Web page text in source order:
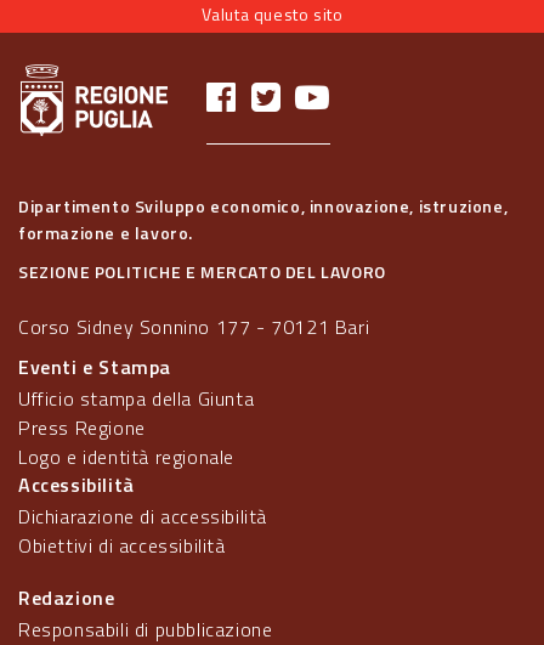
Valuta questo sito
Dipartimento Sviluppo economico, innovazione, istruzione,
formazione e lavoro.
SEZIONE POLITICHE E MERCATO DEL LAVORO
Corso Sidney Sonnino 177 - 70121 Bari
Eventi e Stampa
Ufficio stampa della Giunta
Press Regione
Logo e identità regionale
Accessibilità
Dichiarazione di accessibilità
Obiettivi di accessibilità
Redazione
Responsabili di pubblicazione